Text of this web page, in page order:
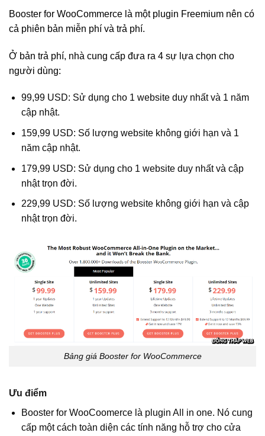
Booster for WooCommerce là một plugin Freemium nên có
cả phiên bản miễn phí và trả phí.
Ở bản trả phí, nhà cung cấp đưa ra 4 sự lựa chọn cho
người dùng:
99,99 USD: Sử dụng cho 1 website duy nhất và 1 năm
cập nhật.
159,99 USD: Số lượng website không giới hạn và 1
năm cập nhật.
179,99 USD: Sử dụng cho 1 website duy nhất và cập
nhật trọn đời.
229,99 USD: Số lượng website không giới hạn và cập
nhật trọn đời.
Bảng giá Booster for WooCommerce
Ưu điểm
Booster for WooCoomerce là plugin All in one. Nó cung
cấp một cách toàn diện các tính năng hỗ trợ cho cửa